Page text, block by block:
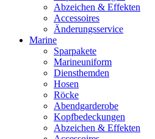
Abzeichen & Effekten
Accessoires
Änderungsservice
Marine
Sparpakete
Marineuniform
Diensthemden
Hosen
Röcke
Abendgarderobe
Kopfbedeckungen
Abzeichen & Effekten